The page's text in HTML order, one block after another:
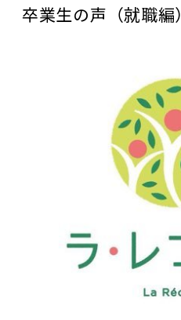
卒業生の声（就職編）